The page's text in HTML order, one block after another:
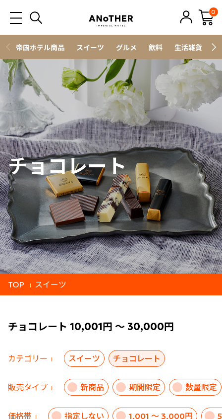
0
帝国ホテル商品 スイーツ グルメ 飲料 生活雑貨
チョコレート
TOP スイーツ
チョコレート 10,001円 ～ 30,000円
カテゴリー スイーツ チョコレート
販売タイプ 新商品 期間限定 数量限定
価格帯 指定しない 1,001 ～ 3,000円